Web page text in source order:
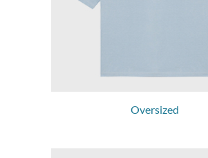
Oversized